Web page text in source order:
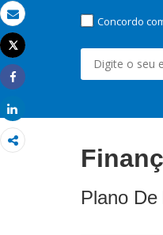
Email
Imprimir
Tweet
Share
Concordo
Plano